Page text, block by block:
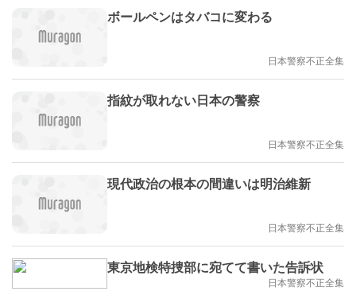
ボールペンはタバコに変わる
日本警察不正全集
指紋が取れない日本の警察
日本警察不正全集
現代政治の根本の間違いは明治維新
日本警察不正全集
東京地検特捜部に宛てて書いた告訴状
日本警察不正全集